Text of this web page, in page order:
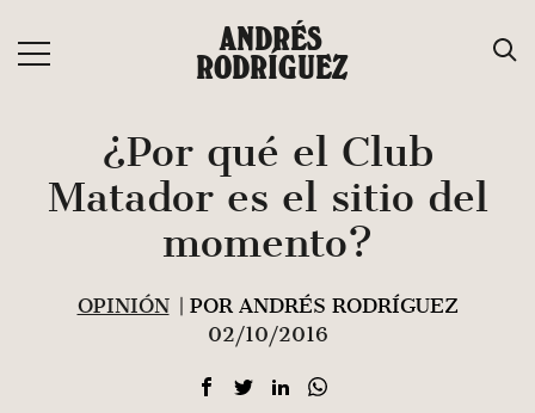
contenido
ANDRÉS
RODRÍGUEZ
¿Por qué el Club
Matador es el sitio del
momento?
OPINIÓN
| POR ANDRÉS RODRÍGUEZ
02/10/2016